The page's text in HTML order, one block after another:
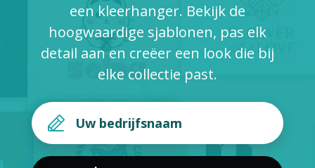
Gedrukte producten
Over
INLOGGEN
een kleerhanger. Bekijk de
hoogwaardige sjablonen, pas elk
detail aan en creëer een look die bij
elke collectie past.